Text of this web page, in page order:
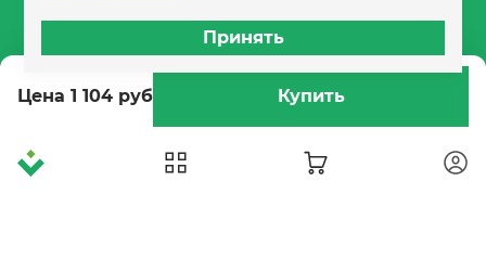
Цена 1 104 руб Купить
Контейнеры
Бумага офисная
Гигиеническая продукция
Принять